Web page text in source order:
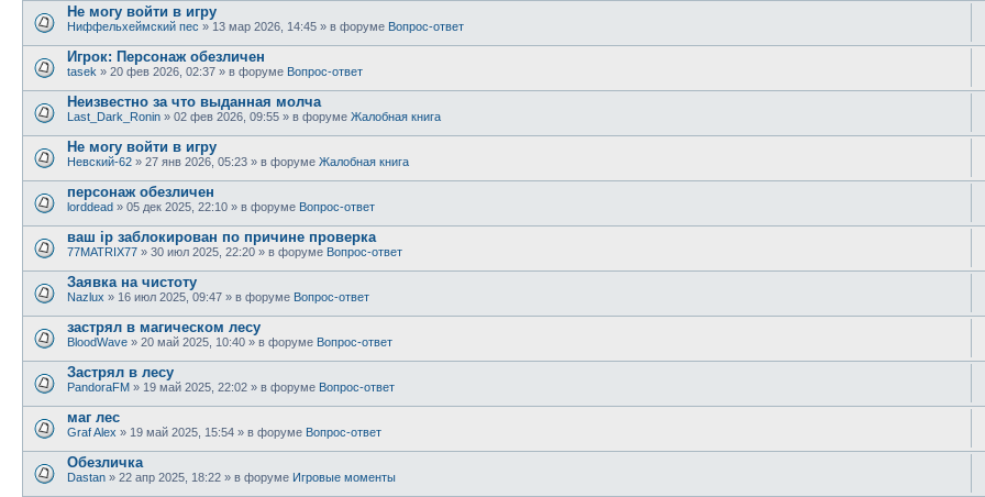
Не могу войти в игру
Ниффельхеймский пес » 13 мар 2026, 14:45 » в форуме Вопрос-ответ
Игрок: Персонаж обезличен
tasek » 20 фев 2026, 02:37 » в форуме Вопрос-ответ
Неизвестно за что выданная молча
Last_Dark_Ronin » 02 фев 2026, 09:55 » в форуме Жалобная книга
Не могу войти в игру
Невский-62 » 27 янв 2026, 05:23 » в форуме Жалобная книга
персонаж обезличен
lorddead » 05 дек 2025, 22:10 » в форуме Вопрос-ответ
ваш ip заблокирован по причине проверка
77MATRIX77 » 30 июл 2025, 22:20 » в форуме Вопрос-ответ
Заявка на чистоту
Nazlux » 16 июл 2025, 09:47 » в форуме Вопрос-ответ
застрял в магическом лесу
BloodWave » 20 май 2025, 10:40 » в форуме Вопрос-ответ
Застрял в лесу
PandoraFM » 19 май 2025, 22:02 » в форуме Вопрос-ответ
маг лес
Graf Alex » 19 май 2025, 15:54 » в форуме Вопрос-ответ
Обезличка
Dastan » 22 апр 2025, 18:22 » в форуме Игровые моменты